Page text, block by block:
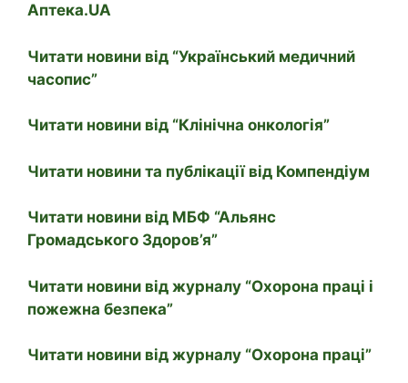
Аптека.UA
Читати новини від “Український медичний
часопис”
Читати новини від “Клінічна онкологія”
Читати новини та публікації від Компендіум
Читати новини від МБФ “Альянс
Громадського Здоров’я”
Читати новини від журналу “Охорона праці і
пожежна безпека”
Читати новини від журналу “Охорона праці”